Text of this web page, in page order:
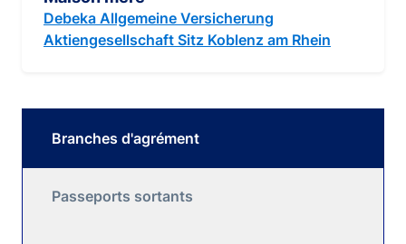
Debeka Allgemeine Versicherung
Aktiengesellschaft Sitz Koblenz am Rhein
Branches d'agrément
Passeports sortants